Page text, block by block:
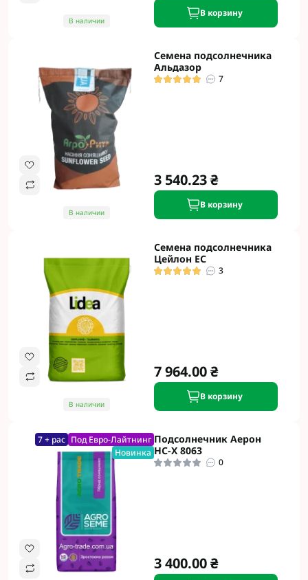
В наличии
В корзину
В наличии
Семена подсолнечника
Альдазор
7
3 540.23 ₴
В корзину
В наличии
Семена подсолнечника
Цейлон ЕС
3
7 964.00 ₴
В корзину
7 + рас Под Евро-Лайтнинг
Новинка
Подсолнечник Аерон
НС-Х 8063
0
3 400.00 ₴